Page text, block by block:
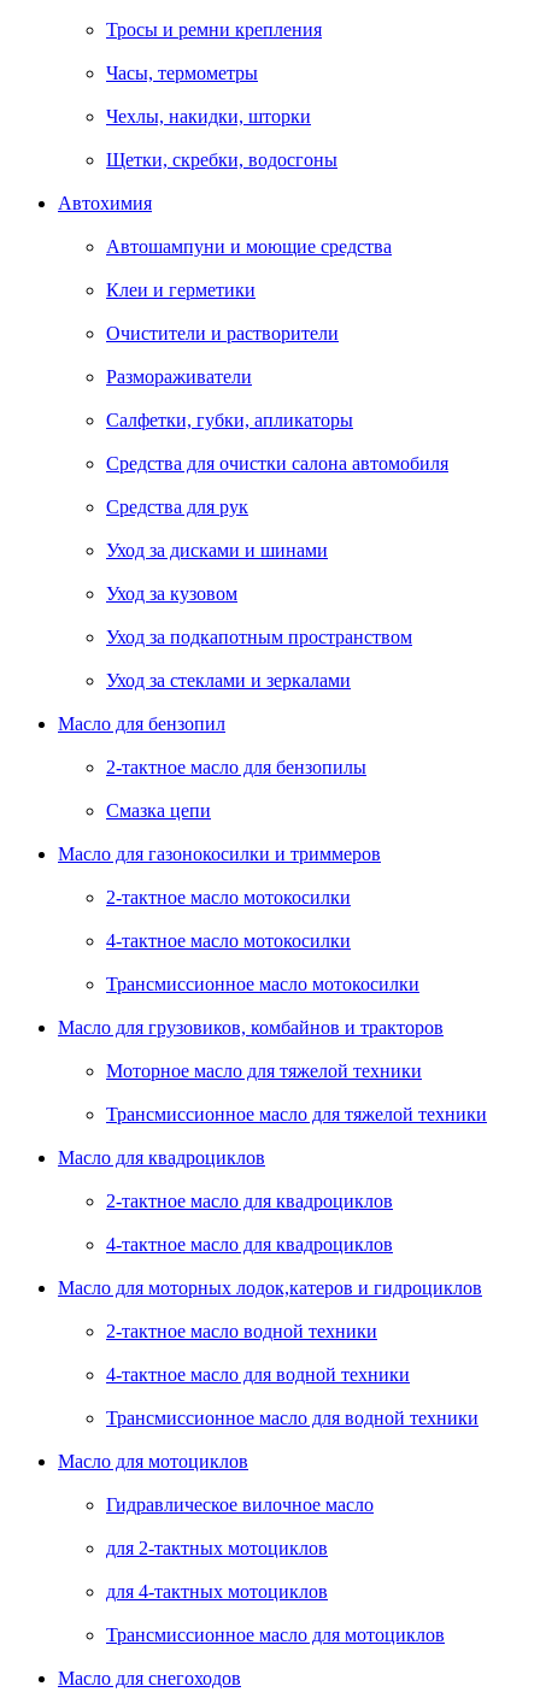
Тросы и ремни крепления
Часы, термометры
Чехлы, накидки, шторки
Щетки, скребки, водосгоны
Автохимия
Автошампуни и моющие средства
Клеи и герметики
Очистители и растворители
Размораживатели
Салфетки, губки, апликаторы
Средства для очистки салона автомобиля
Средства для рук
Уход за дисками и шинами
Уход за кузовом
Уход за подкапотным пространством
Уход за стеклами и зеркалами
Масло для бензопил
2-тактное масло для бензопилы
Cмазка цепи
Масло для газонокосилки и триммеров
2-тактное масло мотокосилки
4-тактное масло мотокосилки
Трансмиссионное масло мотокосилки
Масло для грузовиков, комбайнов и тракторов
Моторное масло для тяжелой техники
Трансмиссионное масло для тяжелой техники
Масло для квадроциклов
2-тактное масло для квадроциклов
4-тактное масло для квадроциклов
Масло для моторных лодок,катеров и гидроциклов
2-тактное масло водной техники
4-тактное масло для водной техники
Трансмиссионное масло для водной техники
Масло для мотоциклов
Гидравлическое вилочное масло
для 2-тактных мотоциклов
для 4-тактных мотоциклов
Трансмиссионное масло для мотоциклов
Масло для снегоходов